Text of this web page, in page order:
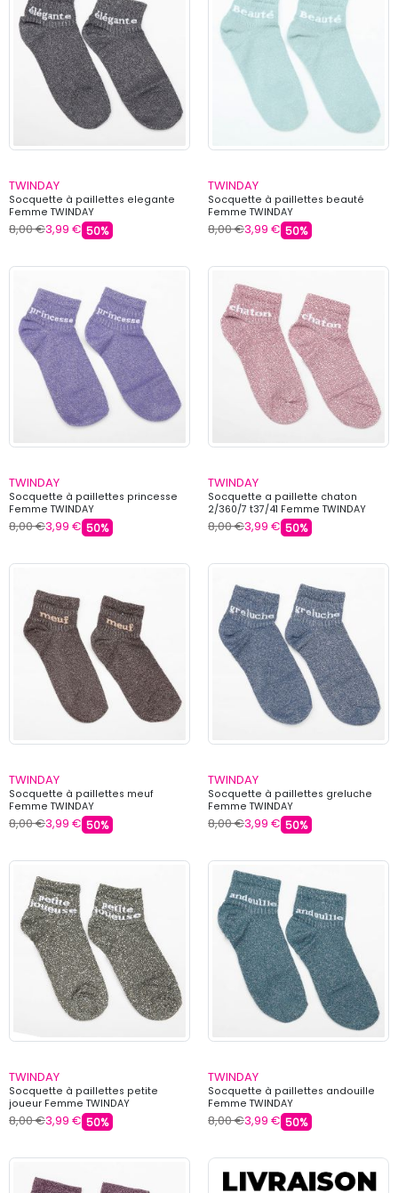
TWINDAY
Socquette à paillettes elegante
Femme TWINDAY
8,00 €3,99 € 50%
TWINDAY
Socquette à paillettes beauté
Femme TWINDAY
8,00 €3,99 € 50%
TWINDAY
Socquette à paillettes princesse
Femme TWINDAY
8,00 €3,99 € 50%
TWINDAY
Socquette a paillette chaton
2/360/7 t37/41 Femme TWINDAY
8,00 €3,99 € 50%
TWINDAY
Socquette à paillettes meuf
Femme TWINDAY
8,00 €3,99 € 50%
TWINDAY
Socquette à paillettes greluche
Femme TWINDAY
8,00 €3,99 € 50%
TWINDAY
Socquette à paillettes petite
joueur Femme TWINDAY
8,00 €3,99 € 50%
TWINDAY
Socquette à paillettes andouille
Femme TWINDAY
8,00 €3,99 € 50%